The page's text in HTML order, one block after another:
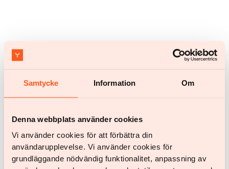
Samtycke Information Om
Denna webbplats använder cookies
Vi använder cookies för att förbättra din
användarupplevelse. Vi använder cookies för
grundläggande nödvändig funktionalitet, anpassning av
Die Keto-Diät – eine fetverbrennende
Ernährungsweise
Viele haben schon von der Keto-Diät und dem „in
die Ketose kommen“ gehört – aber was bedeutet
das eigentlich? In diesem Artikel erklären wir, wie die